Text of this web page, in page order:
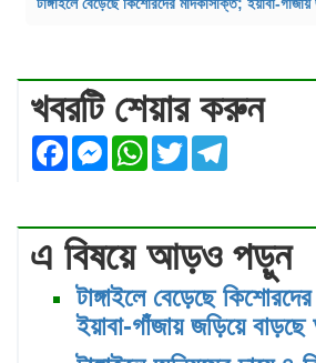
খবরটি শেয়ার করুন
FacebookMessenger
WhatsApp
Twitter
এ বিষয়ে আড়ও পড়ুন
টাঙ্গাইলে বেড়েছে
ইয়াবা-গাঁজায় জড়িয়ে